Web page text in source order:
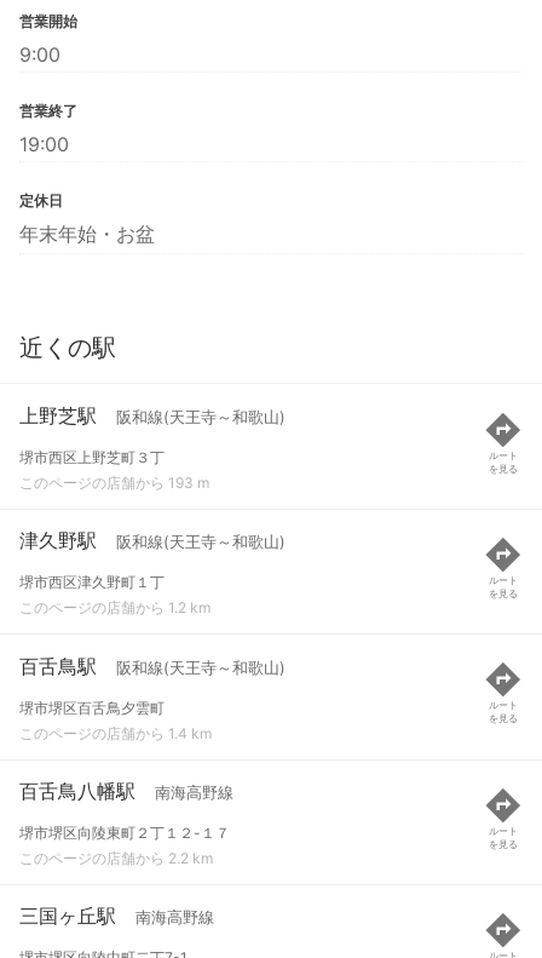
営業開始
9:00
営業終了
19:00
定休日
年末年始・お盆
近くの駅
上野芝駅 阪和線(天王寺～和歌山)
堺市西区上野芝町３丁
このページの店舗から 193 m
ルート
を見る
津久野駅 阪和線(天王寺～和歌山)
堺市西区津久野町１丁
このページの店舗から 1.2 km
ルート
を見る
百舌鳥駅 阪和線(天王寺～和歌山)
堺市堺区百舌鳥夕雲町
このページの店舗から 1.4 km
ルート
を見る
百舌鳥八幡駅 南海高野線
堺市堺区向陵東町２丁１２-１７
このページの店舗から 2.2 km
ルート
を見る
三国ヶ丘駅 南海高野線